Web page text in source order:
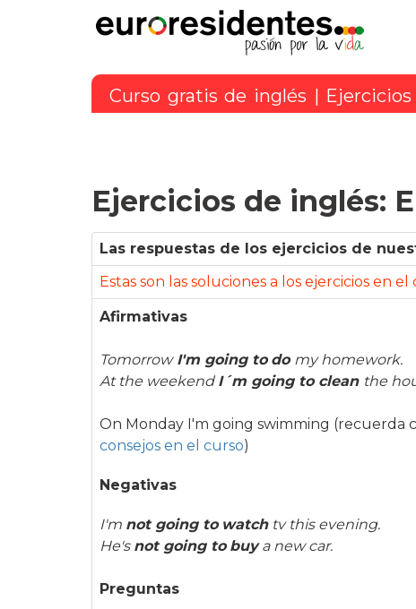
Curso gratis de inglés |
Ejercicios de inglés:
Las respuestas de los ejercicios de
Estas son las soluciones a los ejercicios en
Afirmativas
TomorrowI'm going to do my homework.
At the weekend I´m going to clean the
On Monday I'm going swimming (recuerda
consejos en el curso)
Negativas
I'm not going to watchtv this evening.
He's not going to buya new car.
Preguntas